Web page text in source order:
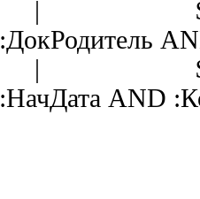
|
:ДокРодитель
|
:НачДата AND